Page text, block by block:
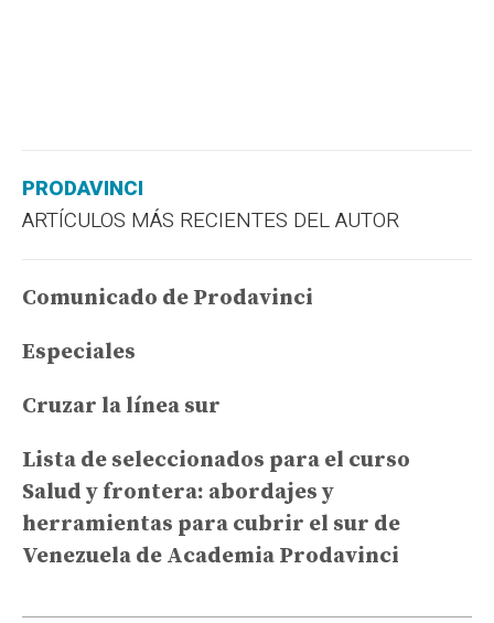
PRODAVINCI
ARTÍCULOS MÁS RECIENTES DEL AUTOR
Comunicado de Prodavinci
Especiales
Cruzar la línea sur
Lista de seleccionados para el curso
Salud y frontera: abordajes y
herramientas para cubrir el sur de
Venezuela de Academia Prodavinci